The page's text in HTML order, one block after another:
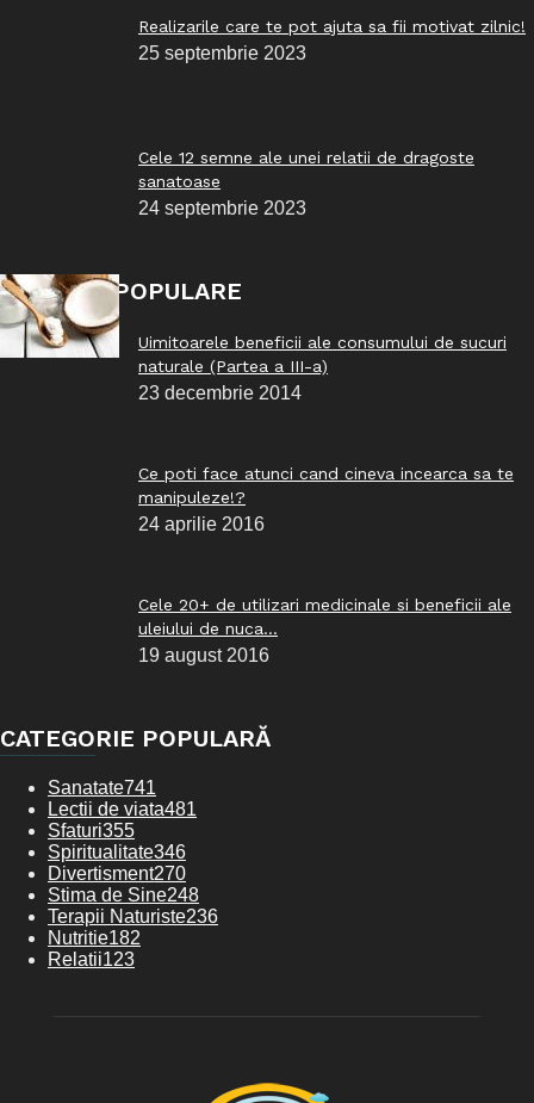
Realizarile care te pot ajuta sa fii motivat zilnic!
25 septembrie 2023
Cele 12 semne ale unei relatii de dragoste
sanatoase
24 septembrie 2023
POSTĂRI POPULARE
Uimitoarele beneficii ale consumului de sucuri
naturale (Partea a III-a)
23 decembrie 2014
Ce poti face atunci cand cineva incearca sa te
manipuleze!?
24 aprilie 2016
Cele 20+ de utilizari medicinale si beneficii ale
uleiului de nuca...
19 august 2016
CATEGORIE POPULARĂ
Sanatate741
Lectii de viata481
Sfaturi355
Spiritualitate346
Divertisment270
Stima de Sine248
Terapii Naturiste236
Nutritie182
Relatii123